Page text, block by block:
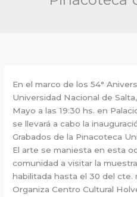
En el marco de los 54°
Universidad Nacional de
Mayo a las 19:30 hs. en
se llevará a cabo la
Grabados de la Pinacoteca
El arte se maniesta en esta
comunidad a visitar la
habilitada hasta el 30 del cte.
Organiza Centro Cultural